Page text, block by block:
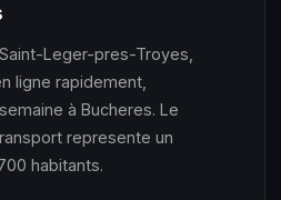
Leger-pres-Troyes,
ligne rapidement,
à Bucheres. Le
represente un
habitants.